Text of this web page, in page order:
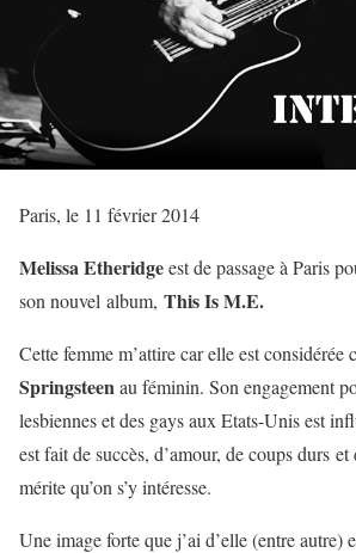
Paris, le 11 février 2014
Melissa Etheridgeest de passage à Paris
son nouvel album, This Is M.E.
Cette femme m’attire car elle est considérée
Springsteenau féminin. Son engagement
lesbiennes et des gays aux Etats-Unis est
est fait de succès, d’amour, de coups durs
mérite qu’on s’y intéresse.
Une image forte que j’ai d’elle (entre autre)